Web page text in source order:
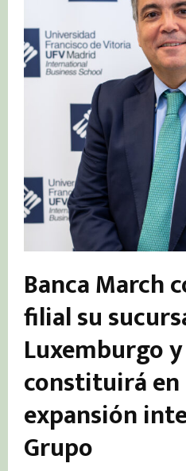
Banca March
filial su
Luxemburgo
constituirá en
expansión
Grupo